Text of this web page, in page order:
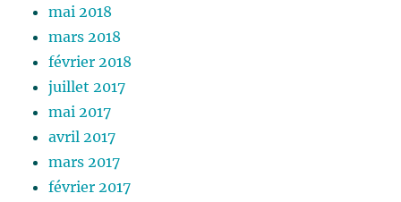
mai 2018
mars 2018
février 2018
juillet 2017
mai 2017
avril 2017
mars 2017
février 2017